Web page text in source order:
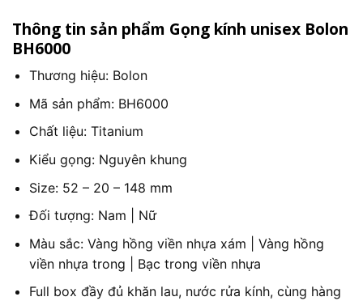
Thông tin sản phẩm Gọng kính unisex Bolon
BH6000
Thương hiệu: Bolon
Mã sản phẩm: BH6000
Chất liệu: Titanium
Kiểu gọng: Nguyên khung
Size: 52 – 20 – 148 mm
Đối tượng: Nam | Nữ
Màu sắc: Vàng hồng viền nhựa xám | Vàng hồng
viền nhựa trong | Bạc trong viền nhựa
Full box đầy đủ khăn lau, nước rửa kính, cùng hàng